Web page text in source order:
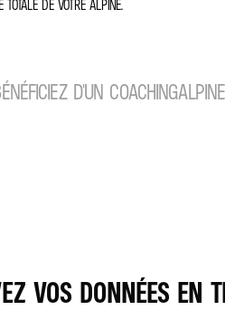
DE VOTRE ALPINE.
D'UN COACHING
VOS DONNÉES EN